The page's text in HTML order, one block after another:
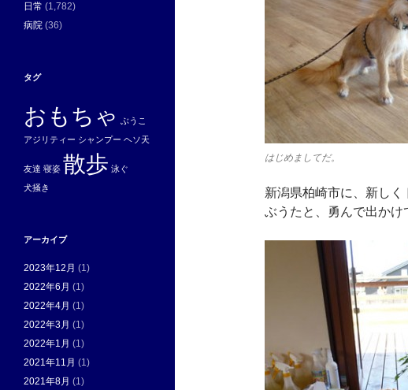
はじめましてだ。
新潟県柏崎市に、新しく
ぶうたと、勇んで出かけ
日常 (1,782)
病院 (36)
タグ
おもちゃ ぶうこ
アジリティー シャンプー ヘソ天
友達 寝姿 散歩 泳ぐ
犬掻き
アーカイブ
2023年12月 (1)
2022年6月 (1)
2022年4月 (1)
2022年3月 (1)
2022年1月 (1)
2021年11月 (1)
2021年8月 (1)